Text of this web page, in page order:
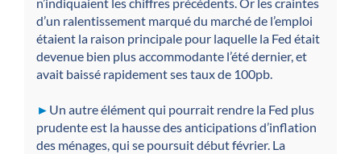
n’indiquaient les chiffres précédents. Or les craintes
d’un ralentissement marqué du marché de l’emploi
étaient la raison principale pour laquelle la Fed était
devenue bien plus accommodante l’été dernier, et
avait baissé rapidement ses taux de 100pb.
► Un autre élément qui pourrait rendre la Fed plus
prudente est la hausse des anticipations d’inflation
des ménages, qui se poursuit début février. La